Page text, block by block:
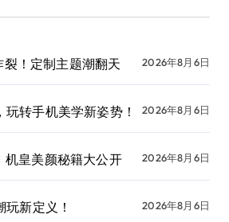
！定制主题潮翻天 2026年8月6日
转手机美学新姿势！ 2026年8月6日
机皇美颜秘籍大公开 2026年8月6日
新定义！ 2026年8月6日